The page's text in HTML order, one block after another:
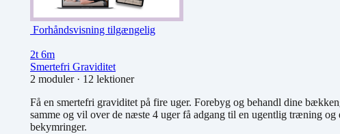
Forhåndsvisning tilgængelig
2t 6m
Smertefri Graviditet
2 moduler· 12 lektioner
Få en smertefri graviditet på fire uger. Forebyg og behandl dine
samme og vil over de næste 4 uger få adgang til en ugentlig træning
bekymringer.